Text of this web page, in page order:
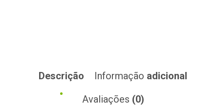
Descrição Informação adicional
Avaliações (0)